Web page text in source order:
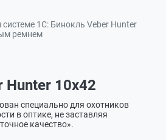
1С: Бинокль Veber Hunter
ремнем
Hunter 10x42
специально для охотников
в оптике, не заставляя
качество».